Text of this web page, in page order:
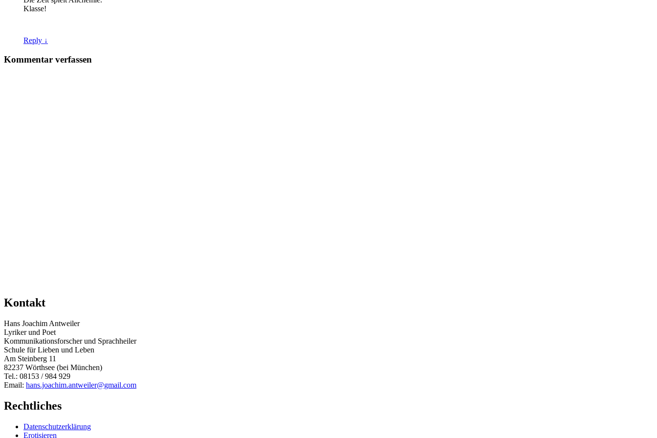
Klasse!
Reply ↓
Kommentar verfassen
Kontakt
Hans Joachim Antweiler
Lyriker und Poet
Kommunikationsforscher und Sprachheiler
Schule für Lieben und Leben
Am Steinberg 11
82237 Wörthsee (bei München)
Tel.: 08153 / 984 929
Email: hans.joachim.antweiler@gmail.com
Rechtliches
Datenschutzerklärung
Erotisieren